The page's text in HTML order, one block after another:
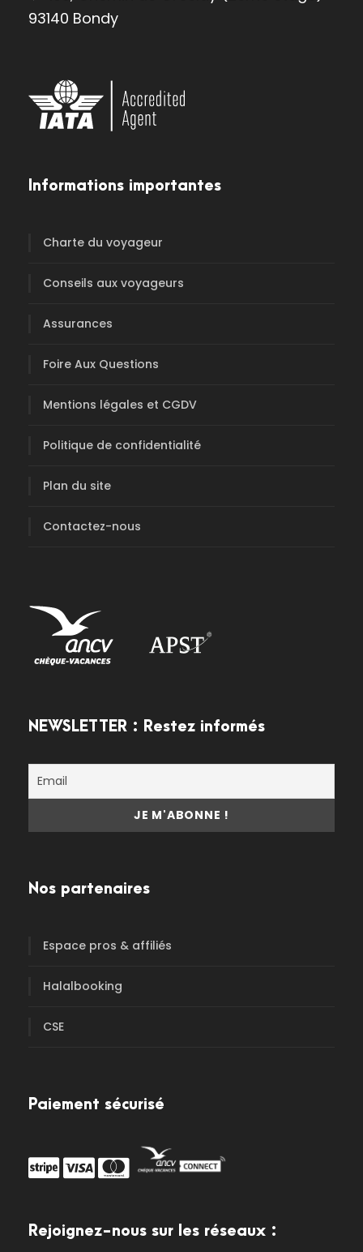
93140 Bondy
Informations importantes
Charte du voyageur
Conseils aux voyageurs
Assurances
Foire Aux Questions
Mentions légales et CGDV
Politique de confidentialité
Plan du site
Contactez-nous
NEWSLETTER : Restez informés
Nos partenaires
Espace pros & affiliés
Halalbooking
CSE
Paiement sécurisé
Rejoignez-nous sur les réseaux :